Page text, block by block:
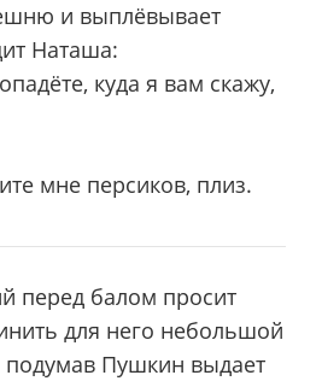
и выплёвывает
Наташа:
куда я вам скажу,
мне персиков, плиз.
перед балом просит
для него небольшой
Пушкин выдает